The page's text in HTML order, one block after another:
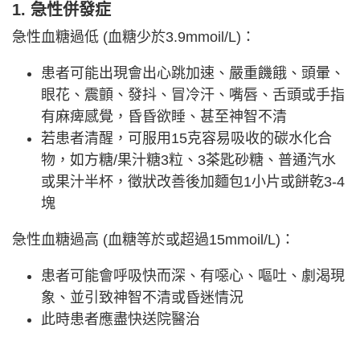
1. 急性併發症
急性血糖過低 (血糖少於3.9mmoil/L)：
患者可能出現會出心跳加速、嚴重饑餓、頭暈、
眼花、震顫、發抖、冒冷汗、嘴唇、舌頭或手指
有麻痺感覺，昏昏欲睡、甚至神智不清
若患者清醒，可服用15克容易吸收的碳水化合
物，如方糖/果汁糖3粒、3茶匙砂糖、普通汽水
或果汁半杯，徵狀改善後加麵包1小片或餅乾3-4
塊
急性血糖過高 (血糖等於或超過15mmoil/L)：
患者可能會呼吸快而深、有噁心、嘔吐、劇渴現
象、並引致神智不清或昏迷情況
此時患者應盡快送院醫治